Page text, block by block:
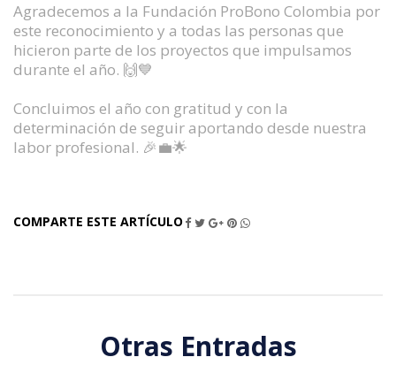
Agradecemos a la Fundación ProBono Colombia por
este reconocimiento y a todas las personas que
hicieron parte de los proyectos que impulsamos
durante el año. 🙌💙
Concluimos el año con gratitud y con la
determinación de seguir aportando desde nuestra
labor profesional. 🎉💼🌟
COMPARTE ESTE ARTÍCULO
Otras Entradas